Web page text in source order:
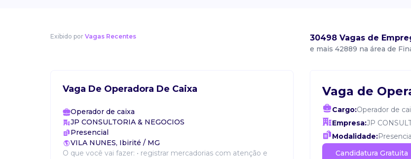
Exibido por Vagas Recentes 30498 Vagas de
e mais 42889 na área de
Vaga De Operadora De Caixa
Operador de caixa
JP CONSULTORIA & NEGOCIOS
Presencial
VILA NUNES, Ibirité / MG
O que você vai fazer: • registrar mercadorias com atenção e
Vaga de
Cargo:Operador de
Empresa:JP
Modalidade:
Candidatura Gratuita